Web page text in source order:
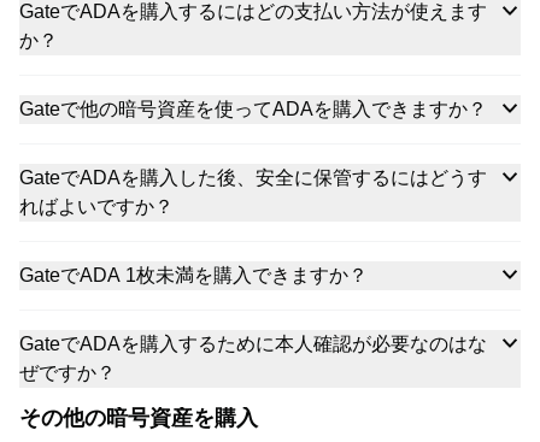
GateでADAを購入するにはどの支払い方法が使えます
か？
Gateで他の暗号資産を使ってADAを購入できますか？
GateでADAを購入した後、安全に保管するにはどうす
ればよいですか？
GateでADA 1枚未満を購入できますか？
GateでADAを購入するために本人確認が必要なのはな
ぜですか？
その他の暗号資産を購入